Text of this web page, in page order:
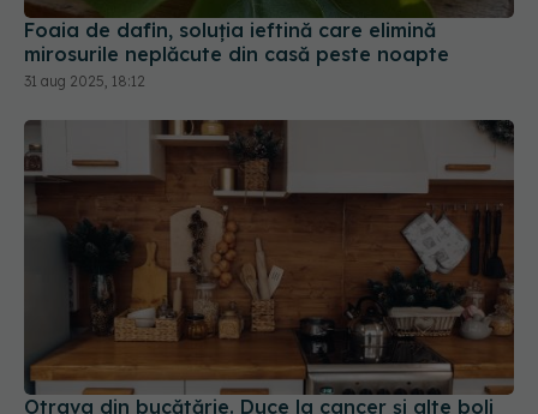
Foaia de dafin, soluția ieftină care elimină
mirosurile neplăcute din casă peste noapte
31 aug 2025, 18:12
Otrava din bucătărie. Duce la cancer și alte boli